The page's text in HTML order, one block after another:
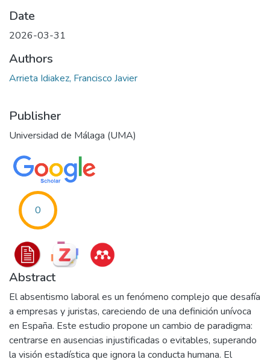
Date
2026-03-31
Authors
Arrieta Idiakez, Francisco Javier
Publisher
Universidad de Málaga (UMA)
0
Abstract
El absentismo laboral es un fenómeno complejo que desafía
a empresas y juristas, careciendo de una definición unívoca
en España. Este estudio propone un cambio de paradigma:
centrarse en ausencias injustificadas o evitables, superando
la visión estadística que ignora la conducta humana. El